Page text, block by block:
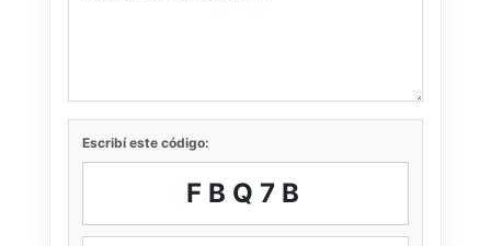
Escribí este código:
FBQ7B